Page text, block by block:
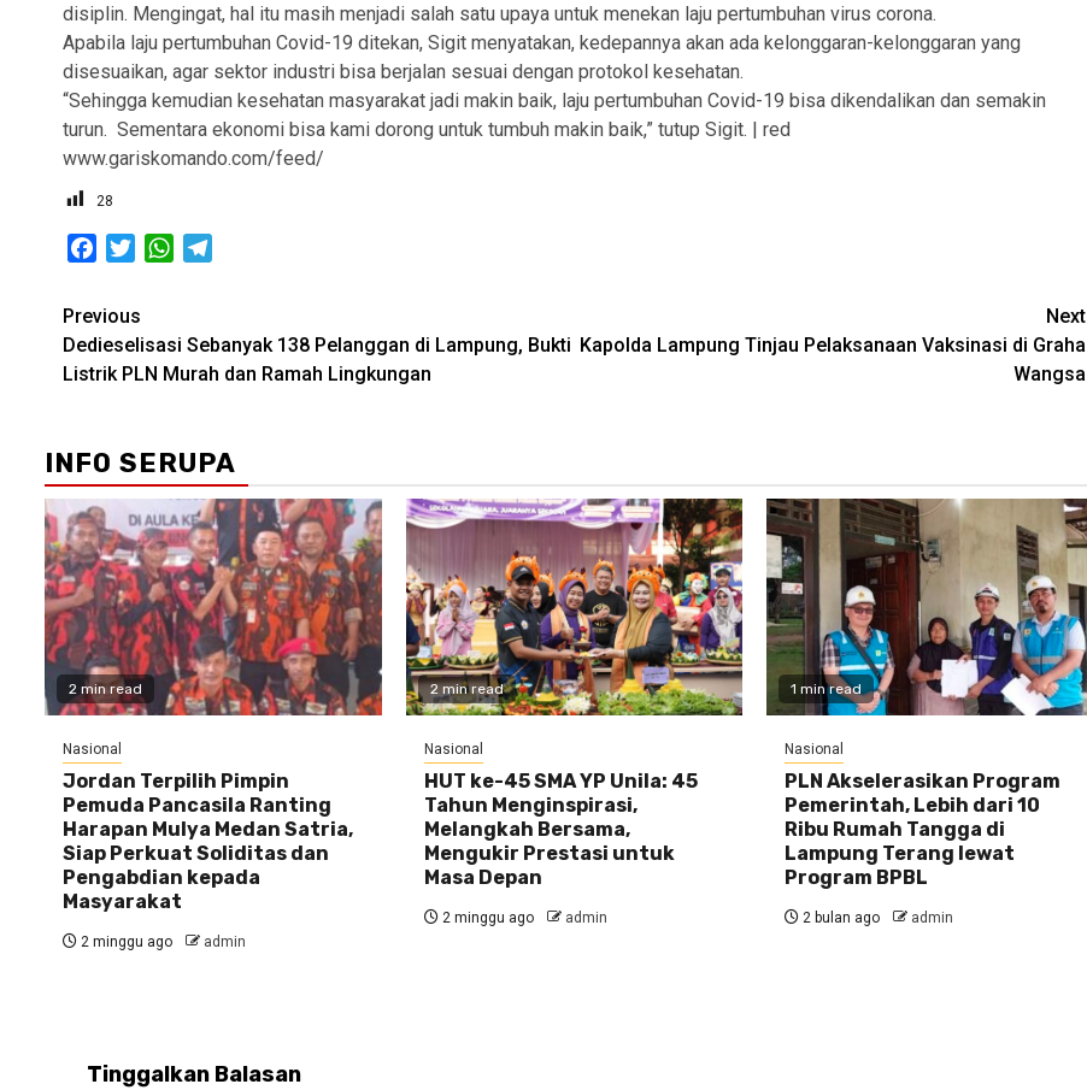
disiplin. Mengingat, hal itu masih menjadi salah satu upaya untuk menekan laju pertumbuhan virus corona.
Apabila laju pertumbuhan Covid-19 ditekan, Sigit menyatakan, kedepannya akan ada kelonggaran-kelonggaran yang
disesuaikan, agar sektor industri bisa berjalan sesuai dengan protokol kesehatan.
“Sehingga kemudian kesehatan masyarakat jadi makin baik, laju pertumbuhan Covid-19 bisa dikendalikan dan semakin
turun. Sementara ekonomi bisa kami dorong untuk tumbuh makin baik,” tutup Sigit. | red
www.gariskomando.com/feed/
28
FacebookTwitterWhatsApp
Post
navigation
Previous
Dedieselisasi Sebanyak 138 Pelanggan di Lampung, Bukti
Listrik PLN Murah dan Ramah Lingkungan
Next
Kapolda Lampung Tinjau Pelaksanaan Vaksinasi di Graha
Wangsa
INFO SERUPA
2 min read
Nasional
Jordan Terpilih Pimpin
Pemuda Pancasila Ranting
Harapan Mulya Medan Satria,
Siap Perkuat Soliditas dan
Pengabdian kepada
Masyarakat
2 minggu ago admin
2 min read
Nasional
HUT ke-45 SMA YP Unila: 45
Tahun Menginspirasi,
Melangkah Bersama,
Mengukir Prestasi untuk
Masa Depan
2 minggu ago admin
1 min read
Nasional
PLN Akselerasikan Program
Pemerintah, Lebih dari 10
Ribu Rumah Tangga di
Lampung Terang lewat
Program BPBL
2 bulan ago admin
Tinggalkan Balasan